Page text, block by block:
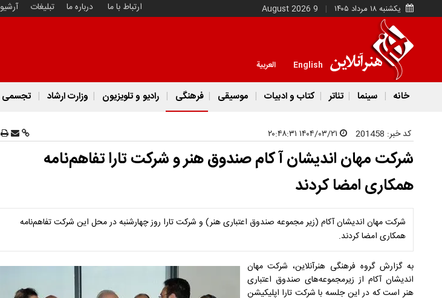
یکشنبه ۱۸ مرداد ۱۴۰۵ 9 August 2026 ارتباط با ما درباره ما تبلیغات آرشیو
English العربية
خانه سینما تئاتر کتاب و ادبیات موسیقی فرهنگی رادیو و تلویزیون وزارت ارشاد تجسمی
کد خبر: 201458
شرکت مهان اندیشان آ کام صندوق هنر و شرکت تارا تفاهم‌نامه
همکاری امضا کردند
شرکت مهان اندیشان آکام (زیر مجموعه صندوق اعتباری هنر) و شرکت تارا روز چهارشنبه در محل این شرکت تفاهم‌نامه
همکاری امضا کردند.
به گزارش گروه فرهنگی هنرآنلاین، شرکت مهان
اندیشان آکام از زیرمجموعه‌های صندوق اعتباری
هنر است که در این جلسه با شرکت تارا اپلیکیشن